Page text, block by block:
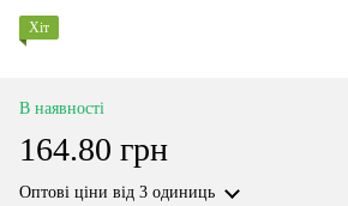
Хіт
В наявності
164.80 грн
Оптові ціни від 3 одиниць